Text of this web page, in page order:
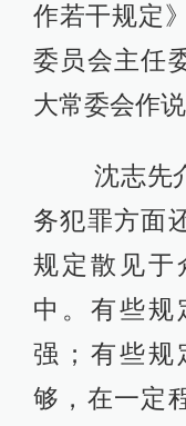
作若干规定
委员会主任
大常委会作说
沈志先介
务犯罪方面
规定散见于
中。有些规
强；有些规
够，在一定